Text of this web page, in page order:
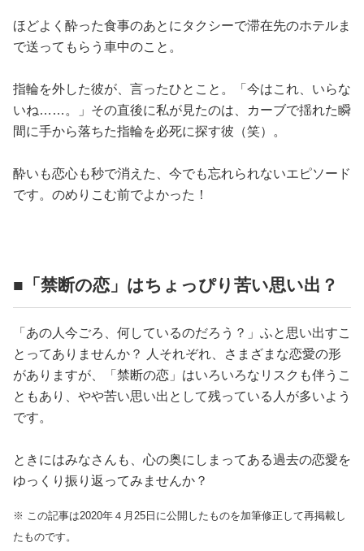
ほどよく酔った食事のあとにタクシーで滞在先のホテルま
で送ってもらう車中のこと。
指輪を外した彼が、言ったひとこと。「今はこれ、いらな
いね……。」その直後に私が見たのは、カーブで揺れた瞬
間に手から落ちた指輪を必死に探す彼（笑）。
酔いも恋心も秒で消えた、今でも忘れられないエピソード
です。のめりこむ前でよかった！
■「禁断の恋」はちょっぴり苦い思い出？
「あの人今ごろ、何しているのだろう？」ふと思い出すこ
とってありませんか？ 人それぞれ、さまざまな恋愛の形
がありますが、「禁断の恋」はいろいろなリスクも伴うこ
ともあり、やや苦い思い出として残っている人が多いよう
です。
ときにはみなさんも、心の奥にしまってある過去の恋愛を
ゆっくり振り返ってみませんか？
※ この記事は2020年４月25日に公開したものを加筆修正して再掲載し
たものです。